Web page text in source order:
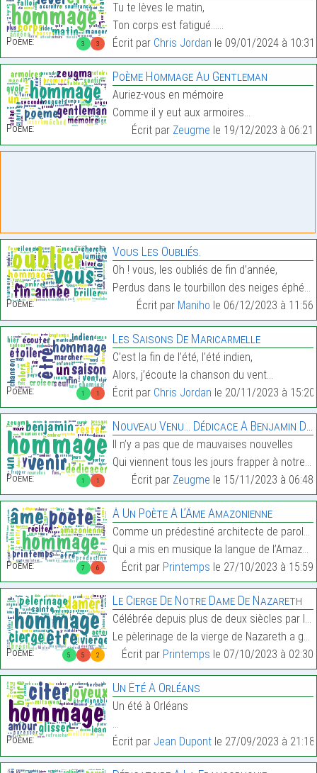
3 3
Poème:
Tu te lèves le matin,
Ton corps est fatigué……
Écrit par Chris Jordan le 09/01/2024 à 10:31
Poème:
Poème Hommage Au Gentleman
Auriez-vous en mémoire
Comme il y eut aux armoires…
Écrit par Zeugme le 19/12/2023 à 06:21
Poème:
Vous Les Oubliés.
Oh ! vous, les oubliés de fin d’année,
Perdus dans le tourbillon des neiges éphémères,…
Écrit par Maniho le 06/12/2023 à 11:56
1 1
Poème:
Les Saisons De Maricarmelle
C’est la fin de l’été, l’été indien,
Alors, j’écoute la chanson du vent…
Écrit par Chris Jordan le 20/11/2023 à 15:20
1 1
Poème:
Nouveau Venu… Dédicace À Benjamin Daoust
Il n’y a pas que de mauvaises nouvelles
Qui viennent tous les jours frapper à notre porte …
Écrit par Zeugme le 15/11/2023 à 06:48
7 6
Poème:
Á Un Poète À L’Âme Amazonienne
Comme un prédestiné architecte de paroles d’or.
Qui a mis en musique la langue de l’Amazonie…
Écrit par Printemps le 27/10/2023 à 15:59
5 5 2
Poème:
Le Cierge De Notre Dame De Nazareth
Célébrée depuis plus de deux siècles par les fidèl
Le pèlerinage de la vierge de Nazareth a généré un…
Écrit par Printemps le 07/10/2023 à 02:30
Poème:
Un Été À Orléans
Un été à Orléans
…
Écrit par Jean Dupontle 27/09/2023 à 21:18